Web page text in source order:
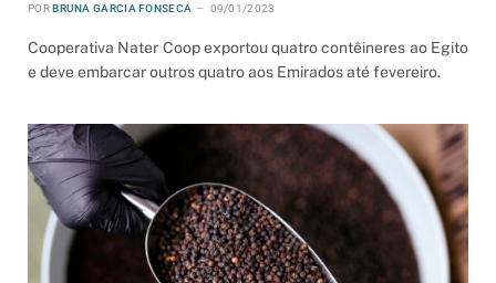
POR BRUNA GARCIA FONSECA 09/01/2023
Cooperativa Nater Coop exportou quatro contêineres ao Egito
e deve embarcar outros quatro aos Emirados até fevereiro.